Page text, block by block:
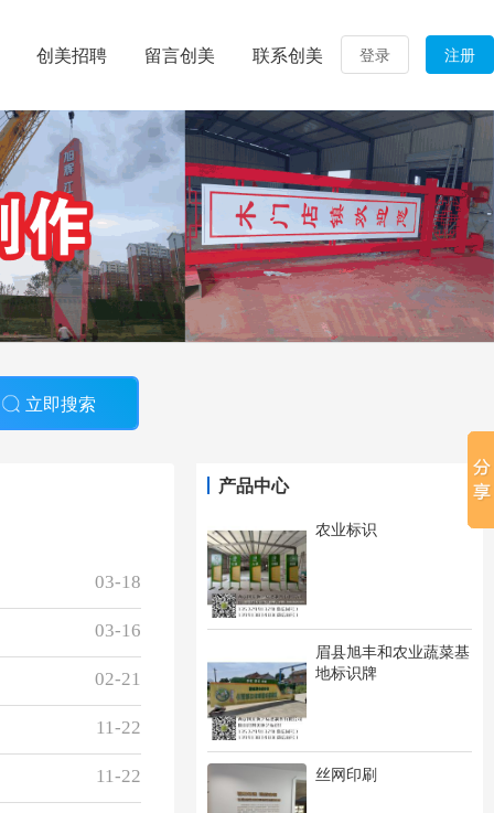
登录 注册
创美招聘 留言创美 联系创美
立即搜索
产品中心
农业标识
眉县旭丰和农业蔬菜基
地标识牌
丝网印刷
03-18
03-16
02-21
11-22
11-22